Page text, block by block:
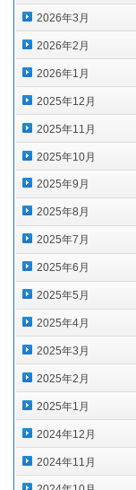
2026年3月
2026年2月
2026年1月
2025年12月
2025年11月
2025年10月
2025年9月
2025年8月
2025年7月
2025年6月
2025年5月
2025年4月
2025年3月
2025年2月
2025年1月
2024年12月
2024年11月